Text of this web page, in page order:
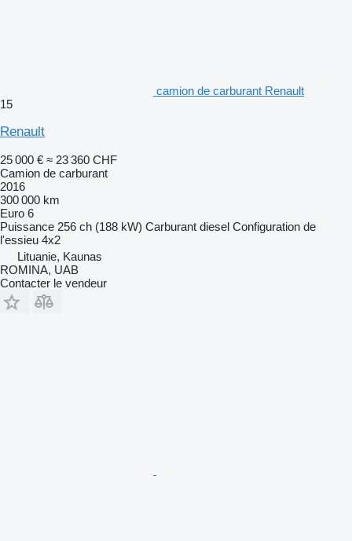
camion de carburant Renault
15
Renault
25 000 € ≈ 23 360 CHF
Camion de carburant
2016
300 000 km
Euro 6
Puissance 256 ch (188 kW) Carburant diesel Configuration de
l'essieu 4x2
Lituanie, Kaunas
ROMINA, UAB
Contacter le vendeur